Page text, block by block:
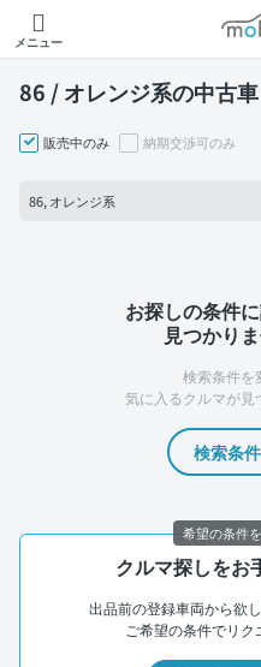
メニュー
86 / オレンジ系の中古
販売中のみ 納期交渉可のみ
86, オレンジ系
お探しの条件
見つかり
検索条件を
気に入るクルマが見
検索条
クルマ探しをお
出品前の登録車両から欲
ご希望の条件でリク
希望の条件